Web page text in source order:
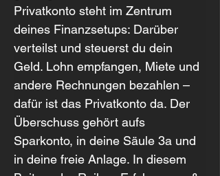
Privatkonto steht im Zentrum
deines Finanzsetups: Darüber
verteilst und steuerst du dein
Geld. Lohn empfangen, Miete und
andere Rechnungen bezahlen –
dafür ist das Privatkonto da. Der
Überschuss gehört aufs
Sparkonto, in deine Säule 3a und
in deine freie Anlage. In diesem